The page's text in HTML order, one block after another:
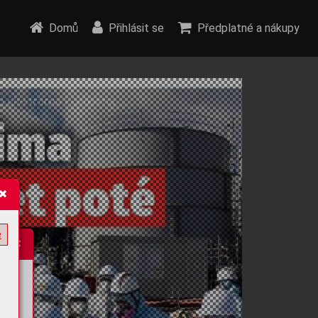
Domů Přihlásit se Předplatné a nákupy